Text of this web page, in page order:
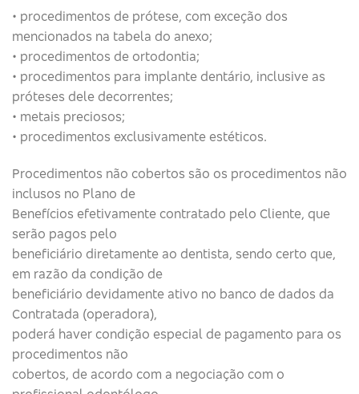
• procedimentos de prótese, com exceção dos
mencionados na tabela do anexo;
• procedimentos de ortodontia;
• procedimentos para implante dentário, inclusive as
próteses dele decorrentes;
• metais preciosos;
• procedimentos exclusivamente estéticos.
Procedimentos não cobertos são os procedimentos não
inclusos no Plano de
Benefícios efetivamente contratado pelo Cliente, que
serão pagos pelo
beneficiário diretamente ao dentista, sendo certo que,
em razão da condição de
beneficiário devidamente ativo no banco de dados da
Contratada (operadora),
poderá haver condição especial de pagamento para os
procedimentos não
cobertos, de acordo com a negociação com o